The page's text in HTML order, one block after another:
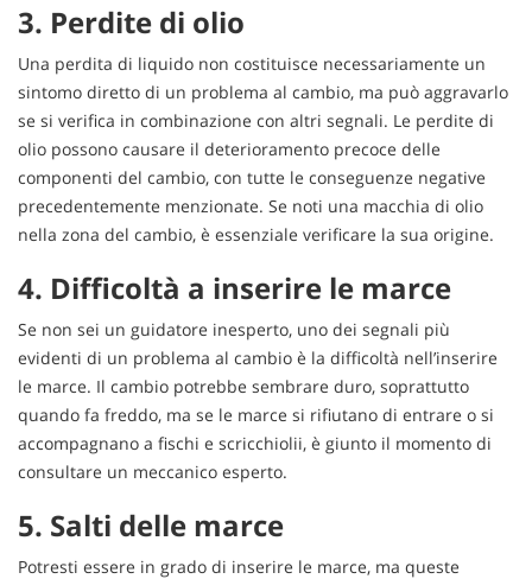
3. Perdite di olio
Una perdita di liquido non costituisce necessariamente un
sintomo diretto di un problema al cambio, ma può aggravarlo
se si verifica in combinazione con altri segnali. Le perdite di
olio possono causare il deterioramento precoce delle
componenti del cambio, con tutte le conseguenze negative
precedentemente menzionate. Se noti una macchia di olio
nella zona del cambio, è essenziale verificare la sua origine.
4. Difficoltà a inserire le marce
Se non sei un guidatore inesperto, uno dei segnali più
evidenti di un problema al cambio è la difficoltà nell’inserire
le marce. Il cambio potrebbe sembrare duro, soprattutto
quando fa freddo, ma se le marce si rifiutano di entrare o si
accompagnano a fischi e scricchiolii, è giunto il momento di
consultare un meccanico esperto.
5. Salti delle marce
Potresti essere in grado di inserire le marce, ma queste
Cookie di marketing
Leggi
la
cookie
policy
le
impostazioni